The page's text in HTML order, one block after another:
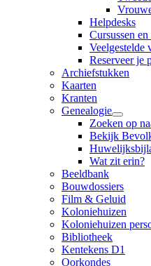
Helpdesks
Cursussen
Veelgestelde
Reserveer je
Archiefstukken
Kaarten
Kranten
Genealogie
Zoeken op
Bekijk
Wat zit erin?
Beeldbank
Bouwdossiers
Film & Geluid
Koloniehuizen
Koloniehuizen
Bibliotheek
Kentekens D1
Oorkondes